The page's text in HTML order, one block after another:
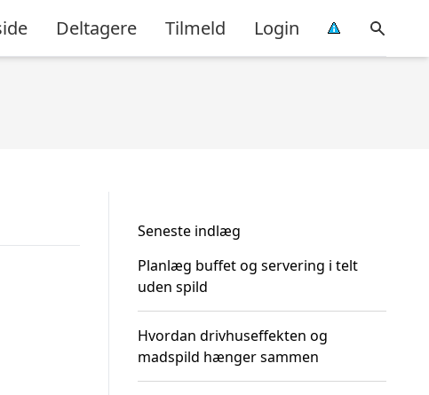
Deltagere Tilmeld Login
Seneste indlæg
Planlæg buffet og servering i telt
uden spild
Hvordan drivhuseffekten og
madspild hænger sammen